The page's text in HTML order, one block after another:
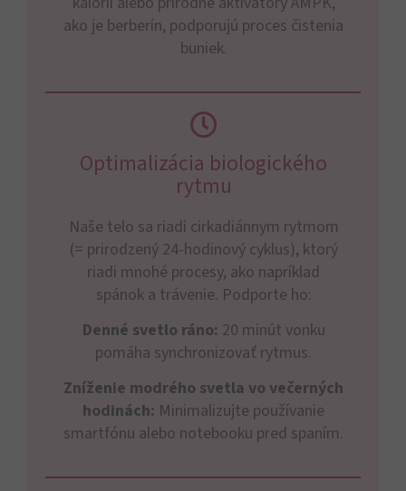
ako je berberín, podporujú proces čistenia
buniek.
Optimalizácia biologického
rytmu
Naše telo sa riadi cirkadiánnym rytmom
(= prirodzený 24-hodinový cyklus), ktorý
riadi mnohé procesy, ako napríklad
spánok a trávenie. Podporte ho:
Denné svetlo ráno: 20 minút vonku
pomáha synchronizovať rytmus.
Zníženie modrého svetla vo večerných
hodinách: Minimalizujte používanie
smartfónu alebo notebooku pred spaním.